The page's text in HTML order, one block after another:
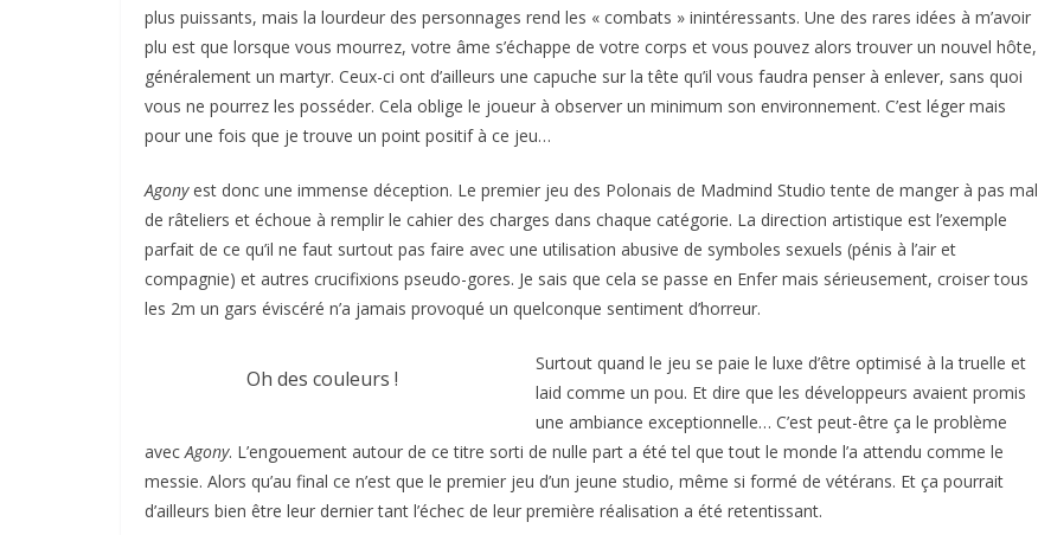
plus puissants, mais la lourdeur des personnages rend les « combats » inintéressants. Une des rares idées à m’avoir
plu est que lorsque vous mourrez, votre âme s’échappe de votre corps et vous pouvez alors trouver un nouvel hôte,
généralement un martyr. Ceux-ci ont d’ailleurs une capuche sur la tête qu’il vous faudra penser à enlever, sans quoi
vous ne pourrez les posséder. Cela oblige le joueur à observer un minimum son environnement. C’est léger mais
pour une fois que je trouve un point positif à ce jeu…
Agonyest donc une immense déception. Le premier jeu des Polonais de Madmind Studio tente de manger à pas mal
de râteliers et échoue à remplir le cahier des charges dans chaque catégorie. La direction artistique est l’exemple
parfait de ce qu’il ne faut surtout pas faire avec une utilisation abusive de symboles sexuels (pénis à l’air et
compagnie) et autres crucifixions pseudo-gores. Je sais que cela se passe en Enfer mais sérieusement, croiser tous
les 2m un gars éviscéré n’a jamais provoqué un quelconque sentiment d’horreur.
Oh des couleurs !
Surtout quand le jeu se paie le luxe d’être optimisé à la truelle et
laid comme un pou. Et dire que les développeurs avaient promis
une ambiance exceptionnelle… C’est peut-être ça le problème
avecAgony. L’engouement autour de ce titre sorti de nulle part a été tel que tout le monde l’a attendu comme le
messie. Alors qu’au final ce n’est que le premier jeu d’un jeune studio, même si formé de vétérans. Et ça pourrait
d’ailleurs bien être leur dernier tant l’échec de leur première réalisation a été retentissant.